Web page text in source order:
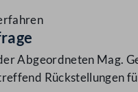
Abgeordneten Mag.
Rückstellungen